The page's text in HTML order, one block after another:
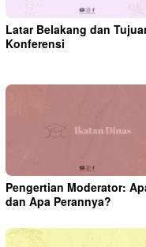
Latar Belakang dan
Konferensi
Pengertian Moderator:
dan Apa Perannya?